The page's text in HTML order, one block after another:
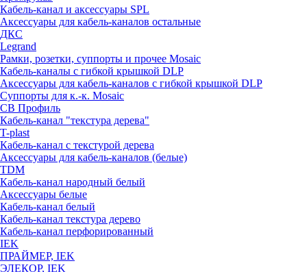
Кабель-канал и аксессуары SPL
Аксессуары для кабель-каналов остальные
ДКС
Legrand
Рамки, розетки, суппорты и прочее Mosaic
Кабель-каналы с гибкой крышкой DLP
Аксессуары для кабель-каналов с гибкой крышкой DLP
Суппорты для к.-к. Mosaic
СВ Профиль
Кабель-канал "текстура дерева"
T-plast
Кабель-канал с текстурой дерева
Аксессуары для кабель-каналов (белые)
TDM
Кабель-канал народный белый
Аксессуары белые
Кабель-канал белый
Кабель-канал текстура дерево
Кабель-канал перфорированный
IEK
ПРАЙМЕР, IEK
ЭЛЕКОР, IEK